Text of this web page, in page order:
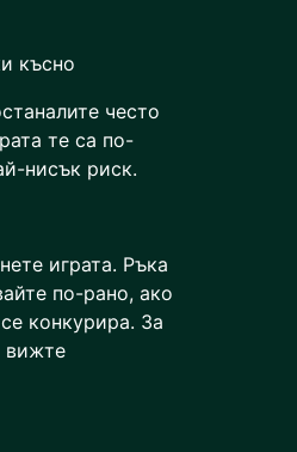
късно
често
те са по-
нисък риск.
играта. Ръка
по-рано, ако
конкурира. За
вижте